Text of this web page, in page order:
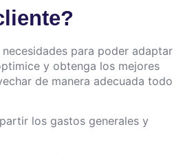
para poder adaptar
y obtenga los mejores
de manera adecuada todo
los gastos generales y